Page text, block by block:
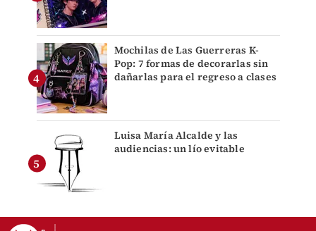
Mochilas de Las Guerreras K-
Pop: 7 formas de decorarlas sin
dañarlas para el regreso a clases
Luisa María Alcalde y las
audiencias: un lío evitable